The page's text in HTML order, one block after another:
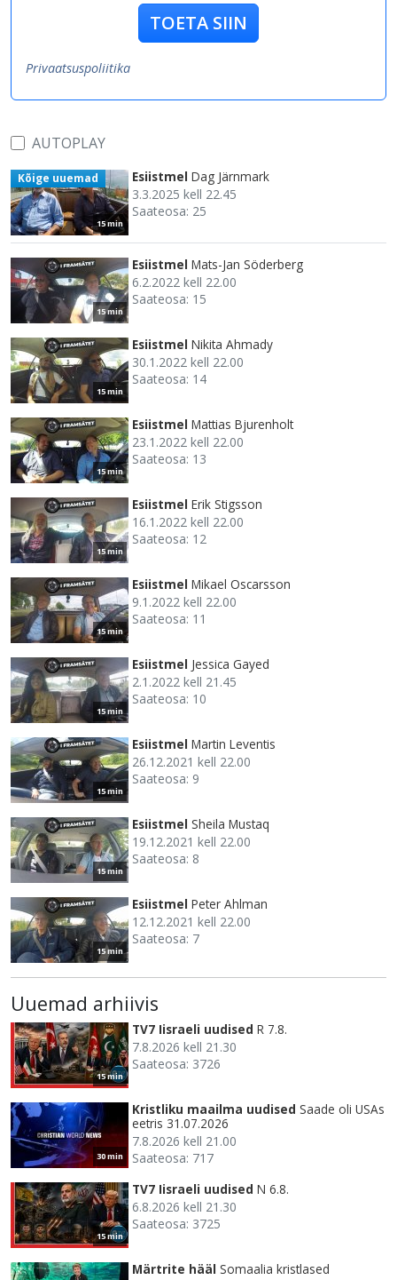
TOETA SIIN
Privaatsuspoliitika
AUTOPLAY
15 min
Kõige uuemad Esiistmel Dag Järnmark
3.3.2025 kell 22.45
Saateosa: 25
15 min
Esiistmel Mats-Jan Söderberg
6.2.2022 kell 22.00
Saateosa: 15
15 min
Esiistmel Nikita Ahmady
30.1.2022 kell 22.00
Saateosa: 14
15 min
Esiistmel Mattias Bjurenholt
23.1.2022 kell 22.00
Saateosa: 13
15 min
Esiistmel Erik Stigsson
16.1.2022 kell 22.00
Saateosa: 12
15 min
Esiistmel Mikael Oscarsson
9.1.2022 kell 22.00
Saateosa: 11
15 min
Esiistmel Jessica Gayed
2.1.2022 kell 21.45
Saateosa: 10
15 min
Esiistmel Martin Leventis
26.12.2021 kell 22.00
Saateosa: 9
15 min
Esiistmel Sheila Mustaq
19.12.2021 kell 22.00
Saateosa: 8
15 min
Esiistmel Peter Ahlman
12.12.2021 kell 22.00
Saateosa: 7
Uuemad arhiivis
15 min
TV7 Iisraeli uudised R 7.8.
7.8.2026 kell 21.30
Saateosa: 3726
30 min
Kristliku maailma uudised Saade oli USAs
eetris 31.07.2026
7.8.2026 kell 21.00
Saateosa: 717
15 min
TV7 Iisraeli uudised N 6.8.
6.8.2026 kell 21.30
Saateosa: 3725
Märtrite hääl Somaalia kristlased